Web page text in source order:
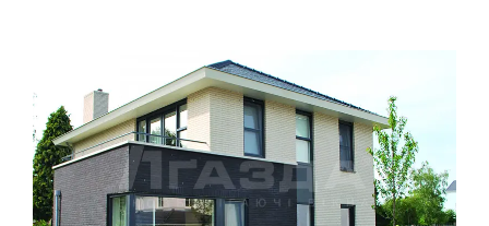
Остекление — главный этап обустройства
балконного пространства
Услуга «балкон под ключ» в Киеве (Одессе и
Чернигове) может предполагать различные виды
работ и услуг. При этом основным этапом
выступает, конечно же, остекление. Фактически от